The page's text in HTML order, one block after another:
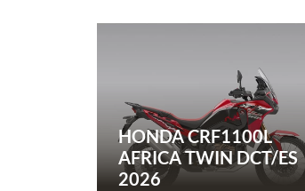
HONDA CRF1100L
AFRICA TWIN DCT/ES
2026